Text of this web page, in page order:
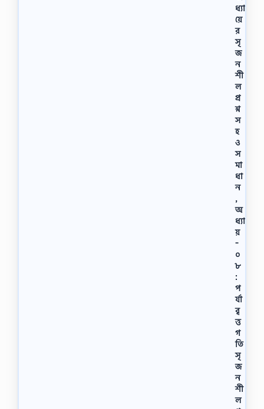
ধ্যা
য়ে
র
সৃ
জ
ন
শী
ল
প্র
শ্ন
স
হ
ও
স
মা
ধা
ন
,
অ
ধ্যা
য়
-
০
৮
:
প
র্যা
বৃ
ত্ত
গ
তি
সৃ
জ
ন
শী
ল